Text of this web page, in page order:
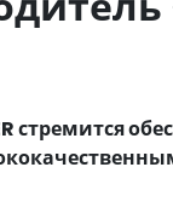
стремится